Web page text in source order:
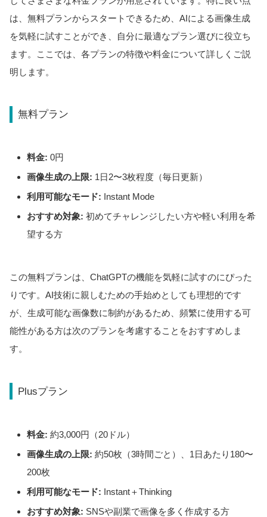
は、無料プランからスタートできるため、AIによる画像生成
を気軽に試すことができ、自分に最適なプラン選びに役立ち
ます。ここでは、各プランの特徴や料金について詳しくご説
明します。
無料プラン
料金: 0円
画像生成の上限: 1日2〜3枚程度（毎日更新）
利用可能なモード: Instant Mode
おすすめ対象: 初めてチャレンジしたい方や軽い利用を希
望する方
この無料プランは、ChatGPTの機能を気軽に試すのにぴった
りです。AI技術に親しむための手始めとしても理想的です
が、生成可能な画像数に制約があるため、頻繁に使用する可
能性がある方は次のプランを考慮することをおすすめしま
す。
Plusプラン
料金: 約3,000円（20ドル）
画像生成の上限: 約50枚（3時間ごと）、1日あたり180〜
200枚
利用可能なモード: Instant＋Thinking
おすすめ対象: SNSや副業で画像を多く作成する方